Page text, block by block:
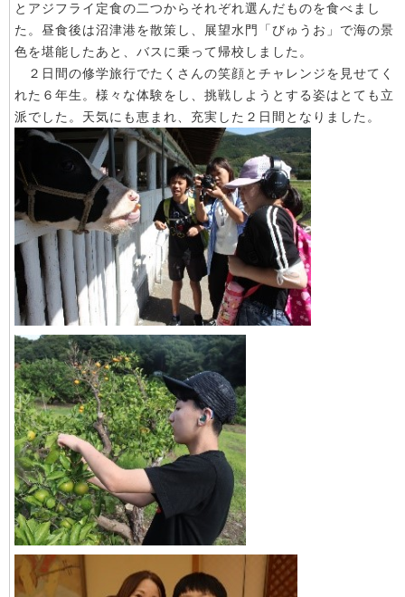
とアジフライ定食の二つからそれぞれ選んだものを食べまし
た。昼食後は沼津港を散策し、展望水門「びゅうお」で海の景
色を堪能したあと、バスに乗って帰校しました。
２日間の修学旅行でたくさんの笑顔とチャレンジを見せてく
れた６年生。様々な体験をし、挑戦しようとする姿はとても立
派でした。天気にも恵まれ、充実した２日間となりました。